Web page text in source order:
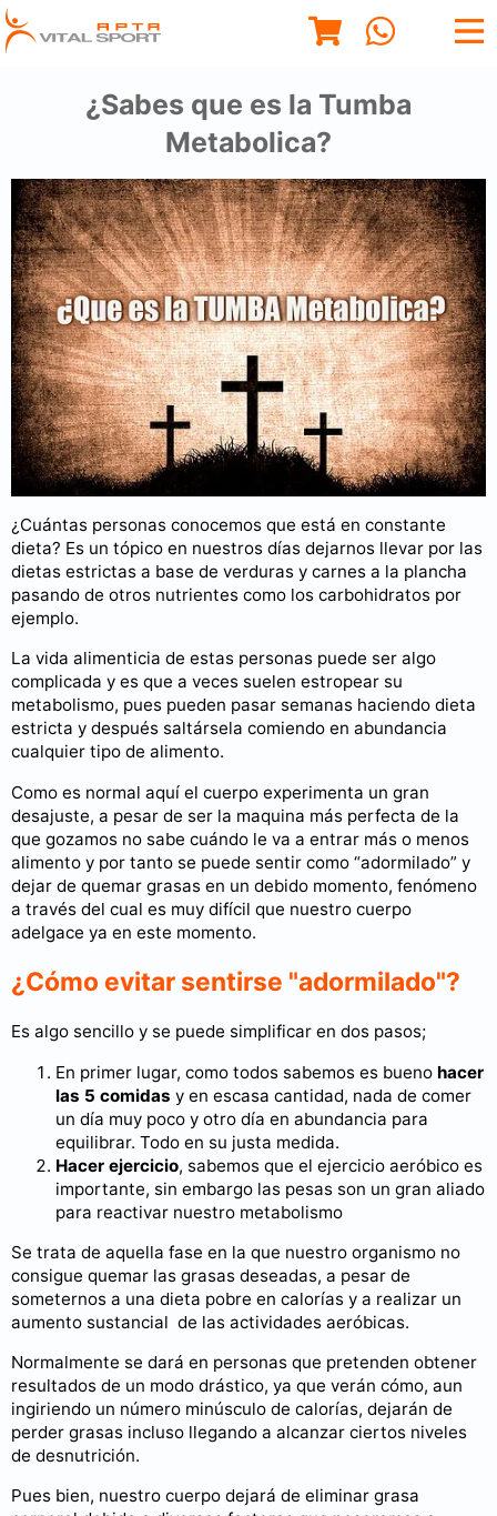
¿Sabes que es la Tumba
Metabolica?
¿Cuántas personas conocemos que está en constante
dieta? Es un tópico en nuestros días dejarnos llevar por las
dietas estrictas a base de verduras y carnes a la plancha
pasando de otros nutrientes como los carbohidratos por
ejemplo.
La vida alimenticia de estas personas puede ser algo
complicada y es que a veces suelen estropear su
metabolismo, pues pueden pasar semanas haciendo dieta
estricta y después saltársela comiendo en abundancia
cualquier tipo de alimento.
Como es normal aquí el cuerpo experimenta un gran
desajuste, a pesar de ser la maquina más perfecta de la
que gozamos no sabe cuándo le va a entrar más o menos
alimento y por tanto se puede sentir como “adormilado” y
dejar de quemar grasas en un debido momento, fenómeno
a través del cual es muy difícil que nuestro cuerpo
adelgace ya en este momento.
¿Cómo evitar sentirse "adormilado"?
Es algo sencillo y se puede simplificar en dos pasos;
En primer lugar, como todos sabemos es bueno hacer
las 5 comidas y en escasa cantidad, nada de comer
un día muy poco y otro día en abundancia para
equilibrar. Todo en su justa medida.
Hacer ejercicio, sabemos que el ejercicio aeróbico es
importante, sin embargo las pesas son un gran aliado
para reactivar nuestro metabolismo
Se trata de aquella fase en la que nuestro organismo no
consigue quemar las grasas deseadas, a pesar de
someternos a una dieta pobre en calorías y a realizar un
aumento sustancial de las actividades aeróbicas.
Normalmente se dará en personas que pretenden obtener
resultados de un modo drástico, ya que verán cómo, aun
ingiriendo un número minúsculo de calorías, dejarán de
perder grasas incluso llegando a alcanzar ciertos niveles
de desnutrición.
Pues bien, nuestro cuerpo dejará de eliminar grasa